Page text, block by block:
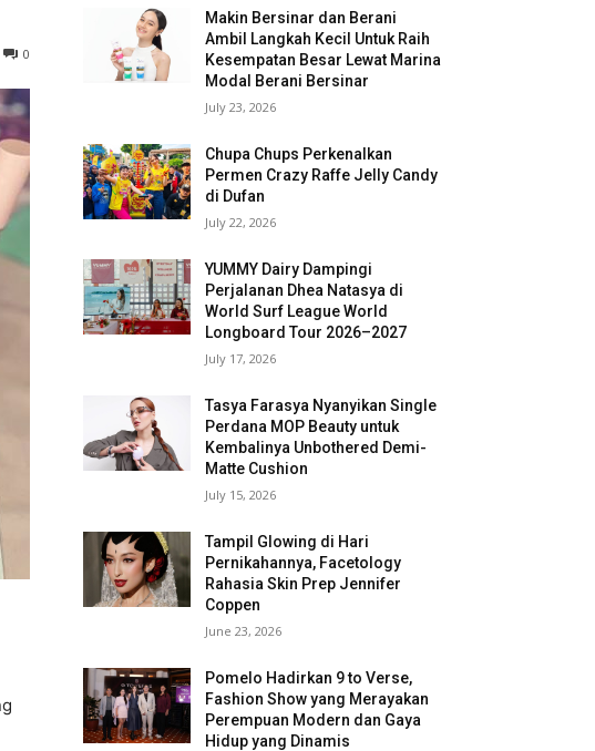
0
Makin Bersinar dan Berani
Ambil Langkah Kecil Untuk Raih
Kesempatan Besar Lewat Marina
Modal Berani Bersinar
July 23, 2026
Chupa Chups Perkenalkan
Permen Crazy Raffe Jelly Candy
di Dufan
July 22, 2026
YUMMY Dairy Dampingi
Perjalanan Dhea Natasya di
World Surf League World
Longboard Tour 2026–2027
July 17, 2026
Tasya Farasya Nyanyikan Single
Perdana MOP Beauty untuk
Kembalinya Unbothered Demi-
Matte Cushion
July 15, 2026
Tampil Glowing di Hari
Pernikahannya, Facetology
Rahasia Skin Prep Jennifer
Coppen
June 23, 2026
Pomelo Hadirkan 9 to Verse,
Fashion Show yang Merayakan
Perempuan Modern dan Gaya
Hidup yang Dinamis